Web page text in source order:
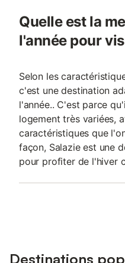
Quelle est la
l'année pour
Selon les
c'est une destination
l'année.. C'est parce
logement très variées,
caractéristiques que
façon, Salazie est une
pour profiter de l'hiver
Destinations